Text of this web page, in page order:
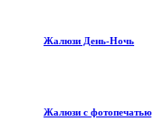
Жалюзи День-Ночь
Жалюзи с фотопечатью